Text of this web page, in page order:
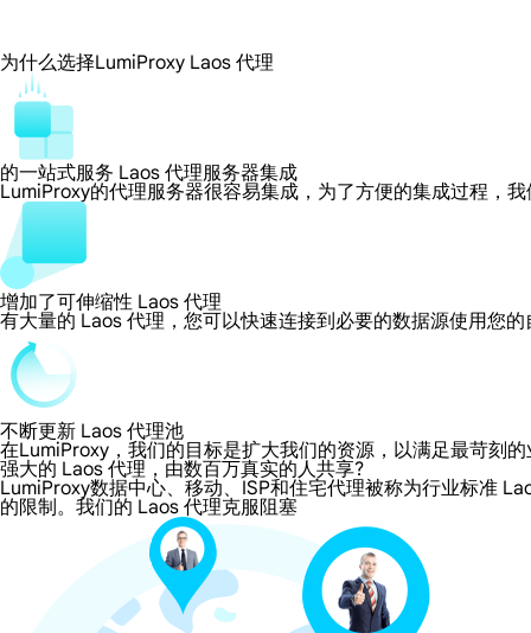
为什么选择LumiProxy Laos 代理
的一站式服务 Laos 代理服务器集成
LumiProxy的代理服务器很容易集成，为了方便的集成过程，
增加了可伸缩性 Laos 代理
有大量的 Laos 代理，您可以快速连接到必要的数据源使用您
不断更新 Laos 代理池
在LumiProxy，我们的目标是扩大我们的资源，以满足最苛刻
强大的 Laos 代理，由数百万真实的人共享?
LumiProxy数据中心、移动、ISP和住宅代理被称为行业标准
的限制。我们的 Laos 代理克服阻塞